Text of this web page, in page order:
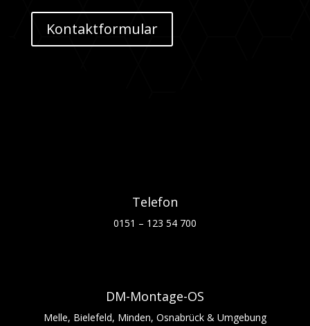
Kontaktformular
Telefon
0151 – 123 54 700
DM-Montage-OS
Melle, Bielefeld, Minden, Osnabrück & Umgebung